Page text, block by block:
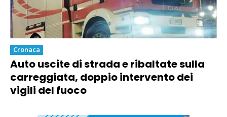
Cronaca
Auto uscite di strada e ribaltate sulla
carreggiata, doppio intervento dei
vigili del fuoco